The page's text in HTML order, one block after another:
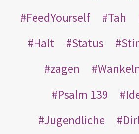
FeedYourself
Tah
Halt
Status
zagen
Psalm 139
Jugendliche